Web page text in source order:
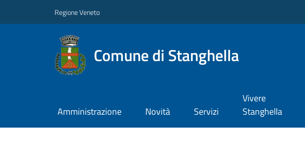
Regione Veneto
Comune di Stanghella
Amministrazione Novità Servizi
Vivere
Stanghella